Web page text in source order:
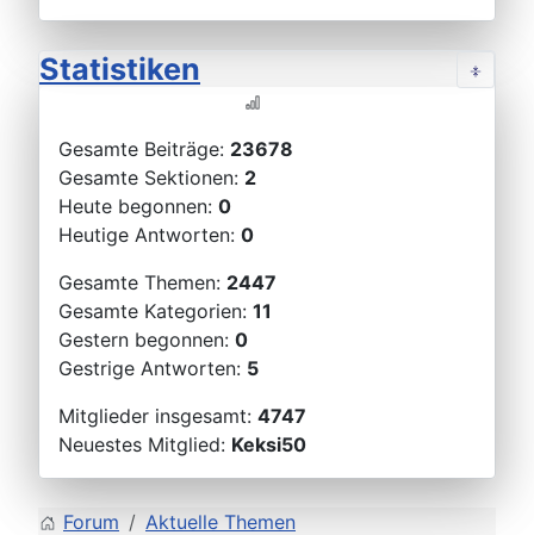
Statistiken
Gesamte Beiträge: 23678
Gesamte Sektionen: 2
Heute begonnen: 0
Heutige Antworten: 0
Gesamte Themen: 2447
Gesamte Kategorien: 11
Gestern begonnen: 0
Gestrige Antworten: 5
Mitglieder insgesamt: 4747
Neuestes Mitglied: Keksi50
Forum Aktuelle Themen